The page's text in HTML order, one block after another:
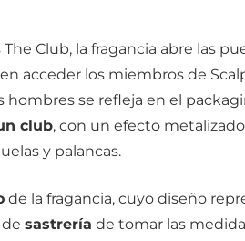
Club, la fragancia abre las
acceder los miembros de
hombres se refleja en el
club, con un efecto
y palancas.
de la fragancia, cuyo diseño
sastrería de tomar las